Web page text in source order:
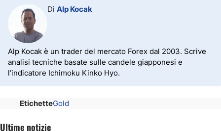
Di Alp Kocak
Alp Kocak è un trader del mercato Forex dal 2003. Scrive
analisi tecniche basate sulle candele giapponesi e
l’indicatore Ichimoku Kinko Hyo.
EtichetteGold
Ultime notizie